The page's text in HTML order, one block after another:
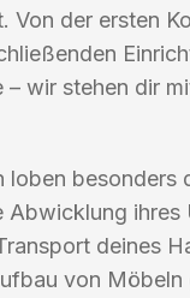
Von der ersten
– wir stehen dir
loben besonders
Abwicklung ihres
deines
von Möbeln